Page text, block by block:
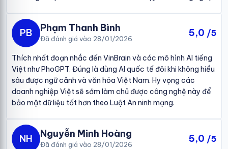
PB Phạm Thanh Bình
Đã đánh giá vào 28/01/2026 5,0 /5
Thích nhất đoạn nhắc đến VinBrain và các mô hình AI tiếng
Việt như PhoGPT. Đúng là dùng AI quốc tế đôi khi không hiểu
sâu được ngữ cảnh và văn hóa Việt Nam. Hy vọng các
doanh nghiệp Việt sẽ sớm làm chủ được công nghệ này để
bảo mật dữ liệu tốt hơn theo Luật An ninh mạng.
NH Nguyễn Minh Hoàng
Đã đánh giá vào 28/01/2026 5,0 /5